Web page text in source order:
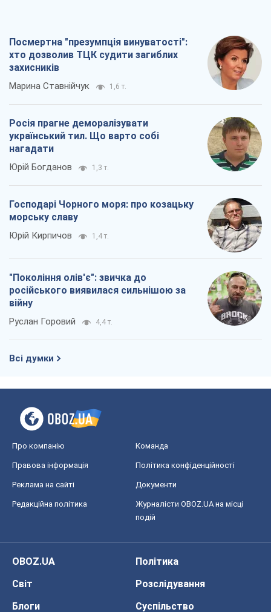
Посмертна "презумпція винуватості":
хто дозволив ТЦК судити загиблих
захисників
Марина Ставнійчук 1,6 т.
Росія прагне деморалізувати
український тил. Що варто собі
нагадати
Юрій Богданов 1,3 т.
Господарі Чорного моря: про козацьку
морську славу
Юрій Кирпичов 1,4 т.
"Покоління олів'є": звичка до
російського виявилася сильнішою за
війну
Руслан Горовий 4,4 т.
Всі думки
Про компанію Команда
Правова інформація Політика конфіденційності
Реклама на сайті Документи
Редакційна політика
Журналісти OBOZ.UA на місці
подій
OBOZ.UA
Політика
Світ
Розслідування
Блоги
Суспільство